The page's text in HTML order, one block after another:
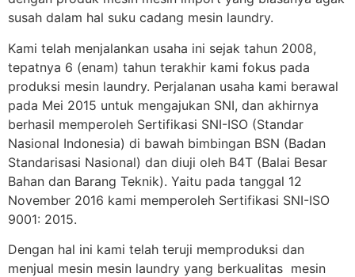
susah dalam hal suku cadang mesin laundry.
Kami telah menjalankan usaha ini sejak tahun 2008,
tepatnya 6 (enam) tahun terakhir kami fokus pada
produksi mesin laundry. Perjalanan usaha kami berawal
pada Mei 2015 untuk mengajukan SNI, dan akhirnya
berhasil memperoleh Sertifikasi SNI-ISO (Standar
Nasional Indonesia) di bawah bimbingan BSN (Badan
Standarisasi Nasional) dan diuji oleh B4T (Balai Besar
Bahan dan Barang Teknik). Yaitu pada tanggal 12
November 2016 kami memperoleh Sertifikasi SNI-ISO
9001: 2015.
Dengan hal ini kami telah teruji memproduksi dan
menjual mesin mesin laundry yang berkualitas mesin